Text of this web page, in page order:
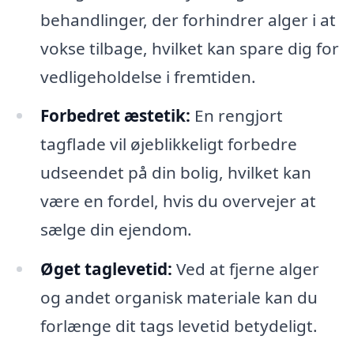
behandlinger, der forhindrer alger i at
vokse tilbage, hvilket kan spare dig for
vedligeholdelse i fremtiden.
Forbedret æstetik: En rengjort
tagflade vil øjeblikkeligt forbedre
udseendet på din bolig, hvilket kan
være en fordel, hvis du overvejer at
sælge din ejendom.
Øget taglevetid: Ved at fjerne alger
og andet organisk materiale kan du
forlænge dit tags levetid betydeligt.